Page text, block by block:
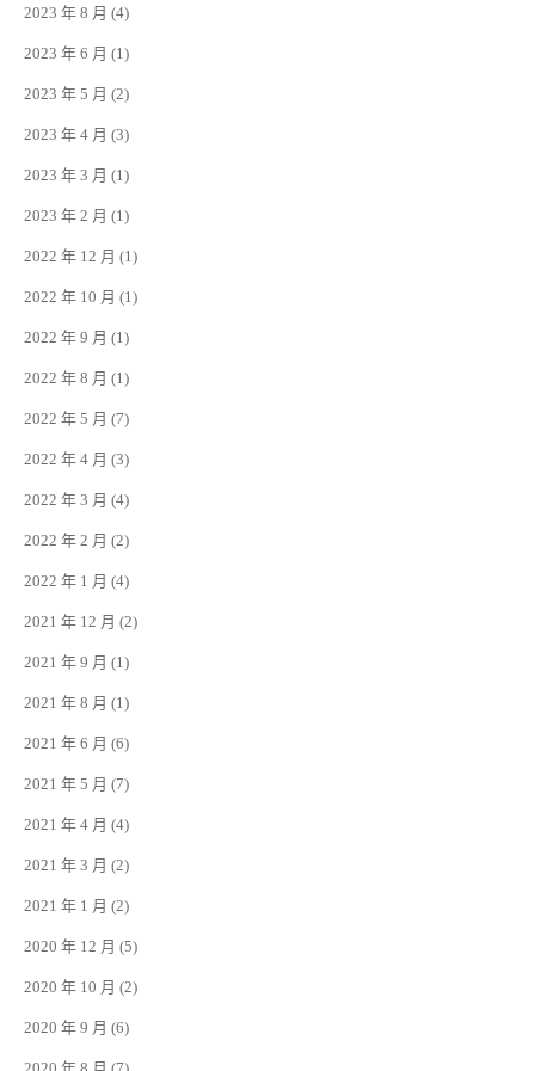
2023 年 8 月 (4)
2023 年 6 月 (1)
2023 年 5 月 (2)
2023 年 4 月 (3)
2023 年 3 月 (1)
2023 年 2 月 (1)
2022 年 12 月 (1)
2022 年 10 月 (1)
2022 年 9 月 (1)
2022 年 8 月 (1)
2022 年 5 月 (7)
2022 年 4 月 (3)
2022 年 3 月 (4)
2022 年 2 月 (2)
2022 年 1 月 (4)
2021 年 12 月 (2)
2021 年 9 月 (1)
2021 年 8 月 (1)
2021 年 6 月 (6)
2021 年 5 月 (7)
2021 年 4 月 (4)
2021 年 3 月 (2)
2021 年 1 月 (2)
2020 年 12 月 (5)
2020 年 10 月 (2)
2020 年 9 月 (6)